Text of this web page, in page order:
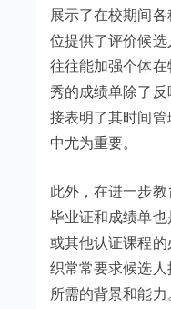
展示了在校期间
位提供了评价候
往往能加强个体
秀的成绩单除了
接表明了其时间
中尤为重要。
此外，在进一步
毕业证和成绩单
或其他认证课程
织常常要求候选
所需的背景和能